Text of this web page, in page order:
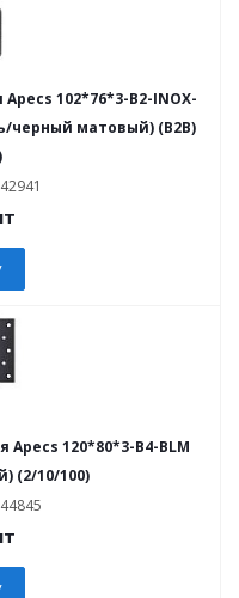
102*76*3-B2-INOX-
черный матовый) (B2B)
120*80*3-B4-BLM
(2/10/100)